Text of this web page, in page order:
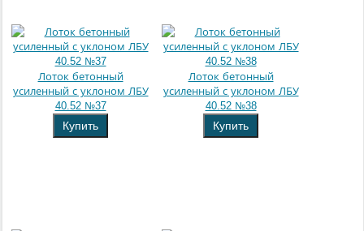
Лоток бетонный
усиленный с уклоном ЛБУ
40.52 №37
Купить
Лоток бетонный
усиленный с уклоном ЛБУ
40.52 №38
Купить